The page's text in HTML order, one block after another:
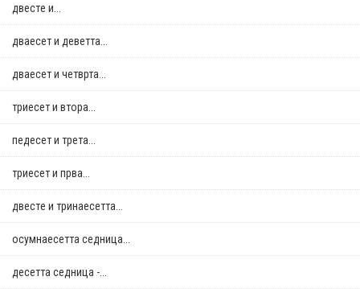
двестe и...
дваесет и деветта...
дваесет и четврта...
триесет и втора...
педесет и трета...
триесет и прва...
двестe и тринаесетта...
осумнaесетта седница...
десетта седница -...